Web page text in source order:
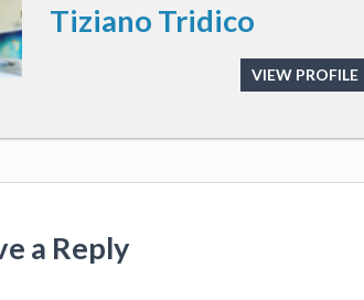
Tiziano Tridico
VIEW PROFILE
a Reply